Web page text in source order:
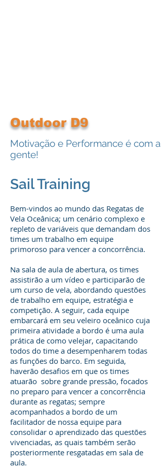
Outdoor D9
Motivação e Performance é com a
gente!
Sail Training
Bem-vindos ao mundo das Regatas de
Vela Oceânica; um cenário complexo e
repleto de variáveis que demandam dos
times um trabalho em equipe
primoroso para vencer a concorrência.
Na sala de aula de abertura, os times
assistirão a um vídeo e participarão de
um curso de vela, abordando questões
de trabalho em equipe, estratégia e
competição. A seguir, cada equipe
embarcará em seu veleiro oceânico cuja
primeira atividade a bordo é uma aula
prática de como velejar, capacitando
todos do time a desempenharem todas
as funções do barco. Em seguida,
haverão desafios em que os times
atuarão sobre grande pressão, focados
no preparo para vencer a concorrência
durante as regatas; sempre
acompanhados a bordo de um
facilitador de nossa equipe para
consolidar o aprendizado das questões
vivenciadas, as quais também serão
posteriormente resgatadas em sala de
aula.